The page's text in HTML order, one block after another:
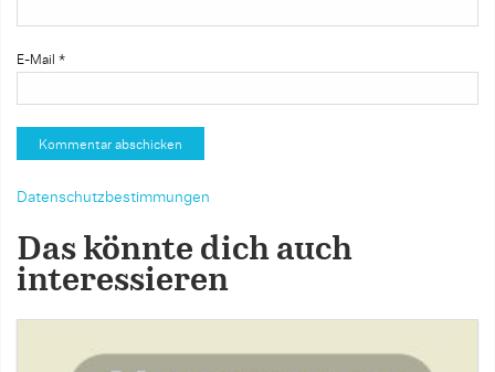
E-Mail *
Datenschutzbestimmungen
Das könnte dich auch
interessieren